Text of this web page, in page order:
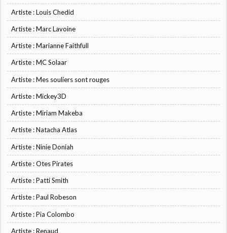
Artiste : Louis Chedid
Artiste : Marc Lavoine
Artiste : Marianne Faithfull
Artiste : MC Solaar
Artiste : Mes souliers sont rouges
Artiste : Mickey3D
Artiste : Miriam Makeba
Artiste : Natacha Atlas
Artiste : Ninie Doniah
Artiste : Otes Pirates
Artiste : Patti Smith
Artiste : Paul Robeson
Artiste : Pia Colombo
Artiste : Renaud